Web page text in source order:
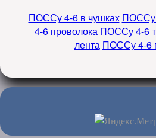
ПОССу 4-6 в чушках ПОССу
4-6 проволока ПОССу 4-6
лента ПОССу 4-6